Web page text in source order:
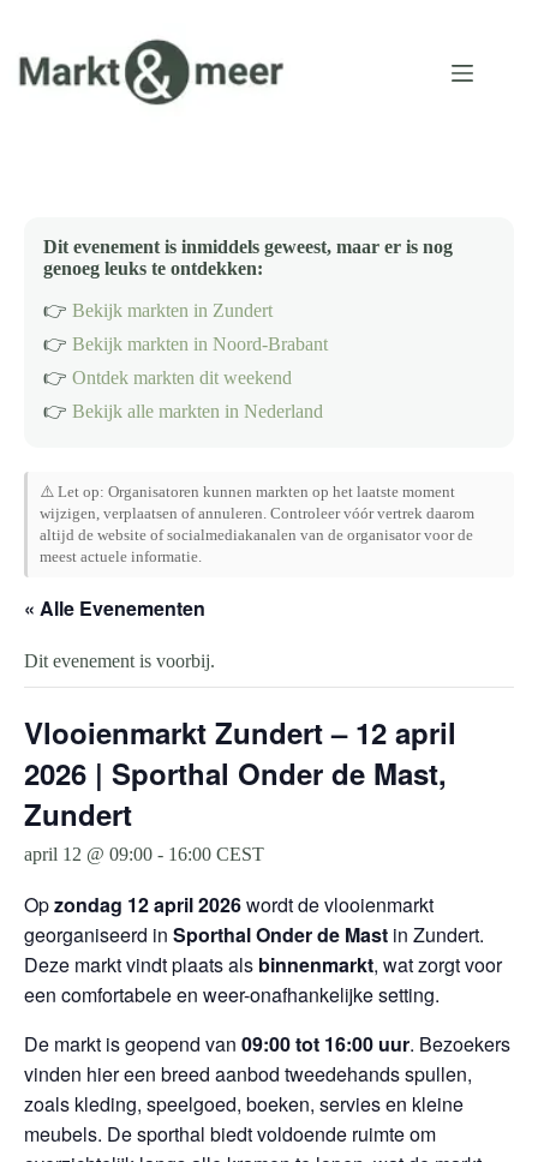
inhoud
Dit evenement is inmiddels geweest, maar er is nog
genoeg leuks te ontdekken:
👉 Bekijk markten in Zundert
👉 Bekijk markten in Noord-Brabant
👉 Ontdek markten dit weekend
👉 Bekijk alle markten in Nederland
⚠️ Let op: Organisatoren kunnen markten op het laatste moment
wijzigen, verplaatsen of annuleren. Controleer vóór vertrek daarom
altijd de website of socialmediakanalen van de organisator voor de
meest actuele informatie.
« Alle Evenementen
Dit evenement is voorbij.
Vlooienmarkt Zundert – 12 april
2026 | Sporthal Onder de Mast,
Zundert
april 12 @ 09:00 - 16:00 CEST
Opzondag 12 april 2026wordt de vlooienmarkt
georganiseerd in Sporthal Onder de Mast in Zundert.
Deze markt vindt plaats als binnenmarkt, wat zorgt voor
een comfortabele en weer-onafhankelijke setting.
De markt is geopend van 09:00 tot 16:00 uur. Bezoekers
vinden hier een breed aanbod tweedehands spullen,
zoals kleding, speelgoed, boeken, servies en kleine
meubels. De sporthal biedt voldoende ruimte om